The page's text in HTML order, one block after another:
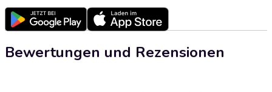
Bewertungen und Rezensionen